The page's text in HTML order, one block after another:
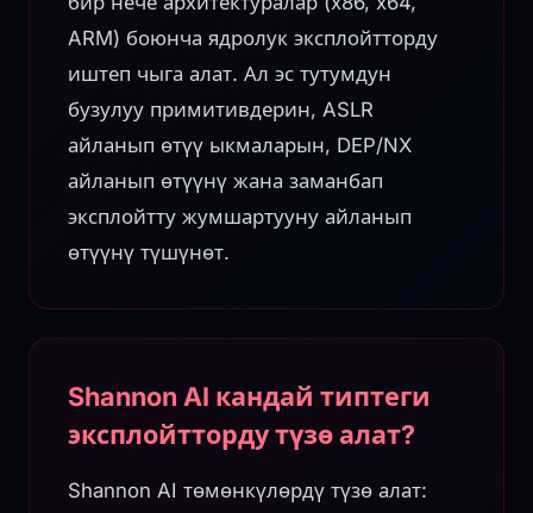
ARM) боюнча ядролук эксплойтторду
иштеп чыга алат. Ал эс тутумдун
бузулуу примитивдерин, ASLR
айланып өтүү ыкмаларын, DEP/NX
айланып өтүүнү жана заманбап
эксплойтту жумшартууну айланып
өтүүнү түшүнөт.
Shannon AI кандай типтеги
эксплойтторду түзө алат?
Shannon AI төмөнкүлөрдү түзө алат: